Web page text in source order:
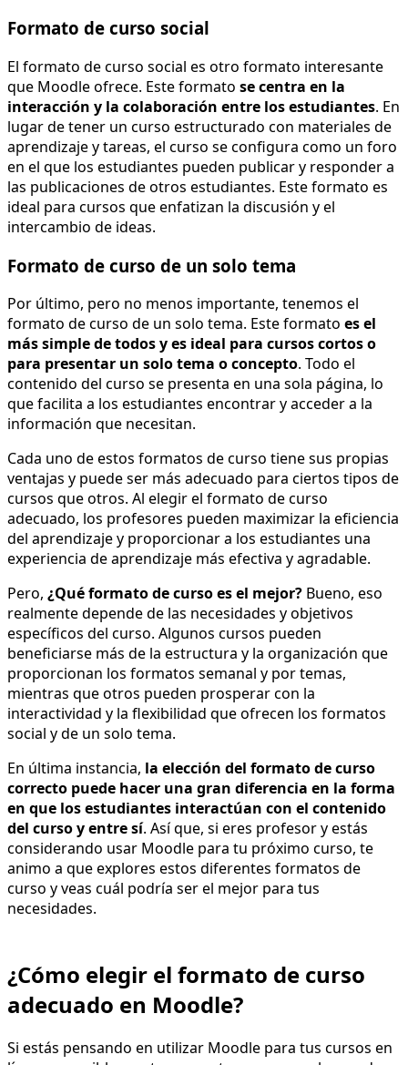
Formato de curso social
El formato de curso social es otro formato interesante
que Moodle ofrece. Este formato se centra en la
interacción y la colaboración entre los estudiantes. En
lugar de tener un curso estructurado con materiales de
aprendizaje y tareas, el curso se configura como un foro
en el que los estudiantes pueden publicar y responder a
las publicaciones de otros estudiantes. Este formato es
ideal para cursos que enfatizan la discusión y el
intercambio de ideas.
Formato de curso de un solo tema
Por último, pero no menos importante, tenemos el
formato de curso de un solo tema. Este formato es el
más simple de todosy es ideal para cursos cortos o
para presentar un solo tema o concepto. Todo el
contenido del curso se presenta en una sola página, lo
que facilita a los estudiantes encontrar y acceder a la
información que necesitan.
Cada uno de estos formatos de curso tiene sus propias
ventajas y puede ser más adecuado para ciertos tipos de
cursos que otros. Al elegir el formato de curso
adecuado, los profesores pueden maximizar la eficiencia
del aprendizaje y proporcionar a los estudiantes una
experiencia de aprendizaje más efectiva y agradable.
Pero, ¿Qué formato de curso es el mejor? Bueno, eso
realmente depende de las necesidades y objetivos
específicos del curso. Algunos cursos pueden
beneficiarse más de la estructura y la organización que
proporcionan los formatos semanal y por temas,
mientras que otros pueden prosperar con la
interactividad y la flexibilidad que ofrecen los formatos
social y de un solo tema.
En última instancia, la elección del formato de curso
correcto puede hacer una gran diferencia en la forma
en que los estudiantes interactúan con el contenido
del curso y entre sí. Así que, si eres profesor y estás
considerando usar Moodle para tu próximo curso, te
animo a que explores estos diferentes formatos de
curso y veas cuál podría ser el mejor para tus
necesidades.
¿Cómo elegir el formato de curso
adecuado en Moodle?
Si estás pensando en utilizar Moodle para tus cursos en